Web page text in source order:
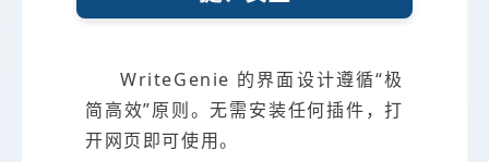
WriteGenie 的界面设计遵循“极
简高效”原则。无需安装任何插件，打
开网页即可使用。